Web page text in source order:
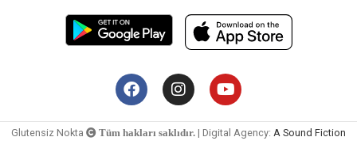
Glutensiz Nokta Tüm hakları saklıdır. | Digital Agency: A Sound Fiction